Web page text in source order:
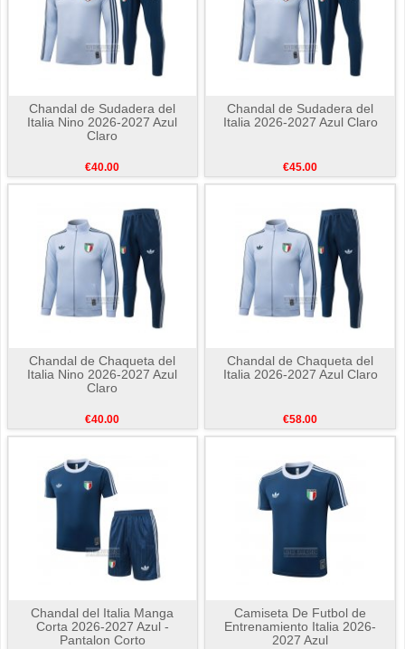
Chandal de Sudadera del
Italia Nino 2026-2027 Azul
Claro
€40.00
Chandal de Sudadera del
Italia 2026-2027 Azul Claro
€45.00
Chandal de Chaqueta del
Italia Nino 2026-2027 Azul
Claro
€40.00
Chandal de Chaqueta del
Italia 2026-2027 Azul Claro
€58.00
Chandal del Italia Manga
Corta 2026-2027 Azul -
Pantalon Corto
Camiseta De Futbol de
Entrenamiento Italia 2026-
2027 Azul